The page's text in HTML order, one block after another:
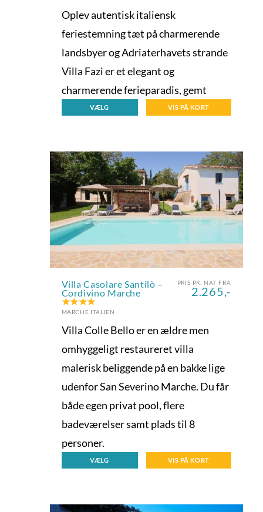
Oplev autentisk italiensk
feriestemning tæt på charmerende
landsbyer og Adriaterhavets strande
Villa Fazi er et elegant og
charmerende ferieparadis, gemt
VÆLG VIS PÅ KORT
PRIS PR. NAT FRA
2.265,-
Villa Casolare Santilò –
Cordivino Marche
MARCHE ITALIEN
Villa Colle Bello er en ældre men
omhyggeligt restaureret villa
malerisk beliggende på en bakke lige
udenfor San Severino Marche. Du får
både egen privat pool, flere
badeværelser samt plads til 8
personer.
VÆLG VIS PÅ KORT